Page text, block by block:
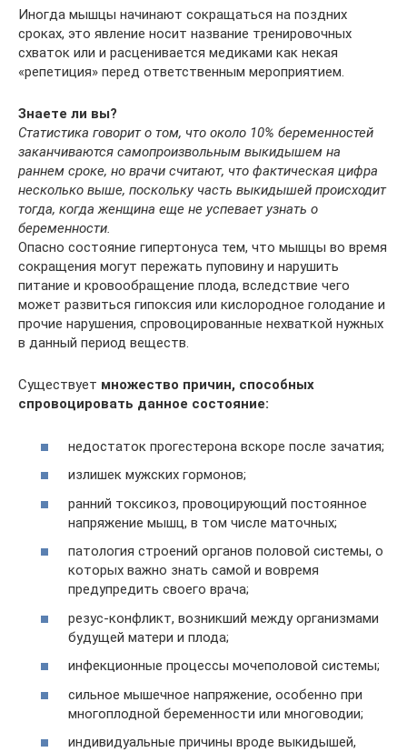
Иногда мышцы начинают сокращаться на поздних
сроках, это явление носит название тренировочных
схваток или и расценивается медиками как некая
«репетиция» перед ответственным мероприятием.
Знаете ли вы?
Статистика говорит о том, что около 10% беременностей
заканчиваются самопроизвольным выкидышем на
раннем сроке, но врачи считают, что фактическая цифра
несколько выше, поскольку часть выкидышей происходит
тогда, когда женщина еще не успевает узнать о
беременности.
Опасно состояние гипертонуса тем, что мышцы во время
сокращения могут пережать пуповину и нарушить
питание и кровообращение плода, вследствие чего
может развиться гипоксия или кислородное голодание и
прочие нарушения, спровоцированные нехваткой нужных
в данный период веществ.
Существует множество причин, способных
спровоцировать данное состояние:
недостаток прогестерона вскоре после зачатия;
излишек мужских гормонов;
ранний токсикоз, провоцирующий постоянное
напряжение мышц, в том числе маточных;
патология строений органов половой системы, о
которых важно знать самой и вовремя
предупредить своего врача;
резус-конфликт, возникший между организмами
будущей матери и плода;
инфекционные процессы мочеполовой системы;
сильное мышечное напряжение, особенно при
многоплодной беременности или многоводии;
индивидуальные причины вроде выкидышей,